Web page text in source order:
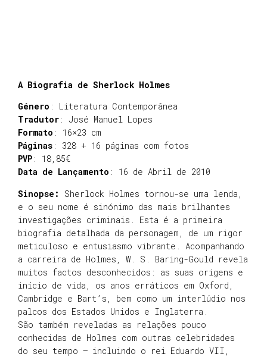
A Biografia de Sherlock Holmes
Género : Literatura Contemporânea
Tradutor : José Manuel Lopes
Formato : 16×23 cm
Páginas : 328 + 16 páginas com fotos
PVP : 18,85€
Data de Lançamento : 16 de Abril de 2010
Sinopse: Sherlock Holmes tornou-se uma lenda,
e o seu nome é sinónimo das mais brilhantes
investigações criminais. Esta é a primeira
biografia detalhada da personagem, de um rigor
meticuloso e entusiasmo vibrante. Acompanhando
a carreira de Holmes, W. S. Baring-Gould revela
muitos factos desconhecidos: as suas origens e
início de vida, os anos erráticos em Oxford,
Cambridge e Bart’s, bem como um interlúdio nos
palcos dos Estados Unidos e Inglaterra.
São também reveladas as relações pouco
conhecidas de Holmes com outras celebridades
do seu tempo – incluindo o rei Eduardo VII,